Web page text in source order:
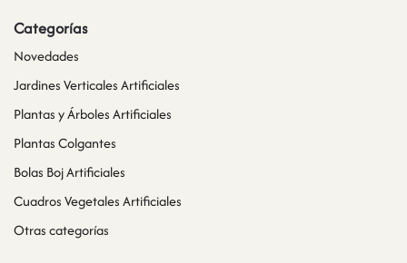
Categorías
Novedades
Jardines Verticales Artificiales
Plantas y Árboles Artificiales
Plantas Colgantes
Bolas Boj Artificiales
Cuadros Vegetales Artificiales
Otras categorías